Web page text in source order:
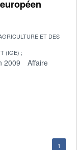
ET DES
(IGE)
2009
Affaire
1